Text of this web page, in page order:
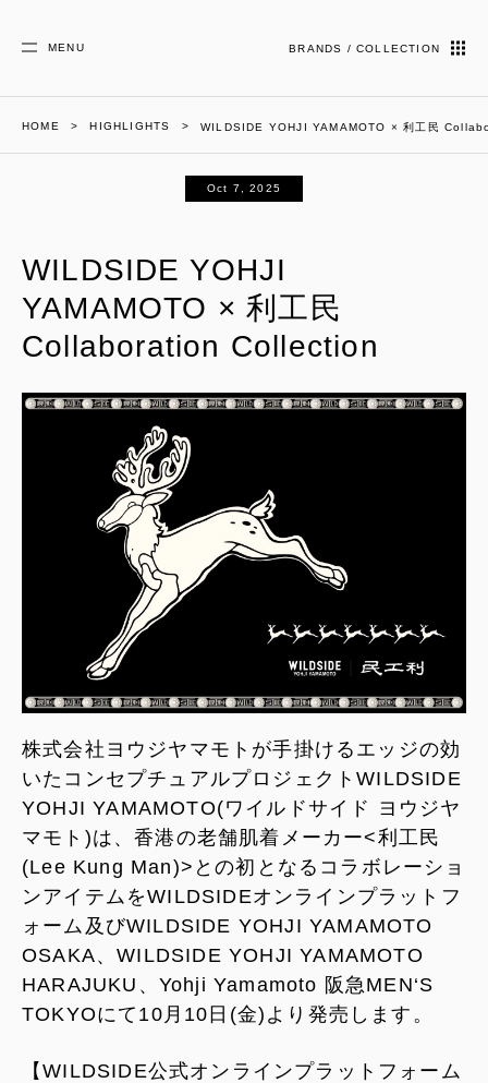
MENU BRANDS / COLLECTION
HOME HIGHLIGHTS WILDSIDE YOHJI YAMAMOTO × 利工民
Oct 7, 2025
WILDSIDE YOHJI
YAMAMOTO × 利工民
Collaboration Collection
株式会社ヨウジヤマモトが手掛けるエッジの効
いたコンセプチュアルプロジェクトWILDSIDE
YOHJI YAMAMOTO(ワイルドサイド ヨウジヤ
マモト)は、香港の老舗肌着メーカー<利工民
(Lee Kung Man)>との初となるコラボレーショ
ンアイテムをWILDSIDEオンラインプラットフ
ォーム及びWILDSIDE YOHJI YAMAMOTO
OSAKA、WILDSIDE YOHJI YAMAMOTO
HARAJUKU、Yohji Yamamoto 阪急MEN‘S
TOKYOにて10月10日(金)より発売します。
【WILDSIDE公式オンラインプラットフォーム